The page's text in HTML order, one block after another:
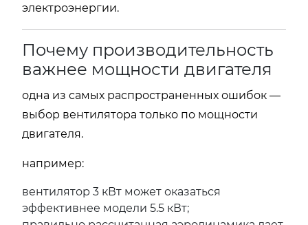
электроэнергии.
Почему производительность
важнее мощности двигателя
одна из самых распространенных ошибок —
выбор вентилятора только по мощности
двигателя.
например:
вентилятор 3 кВт может оказаться
эффективнее модели 5.5 кВт;